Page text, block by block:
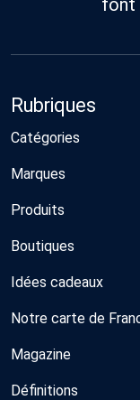
Rubriques
Catégories
Marques
Produits
Boutiques
Idées cadeaux
Notre carte de
Magazine
Définitions